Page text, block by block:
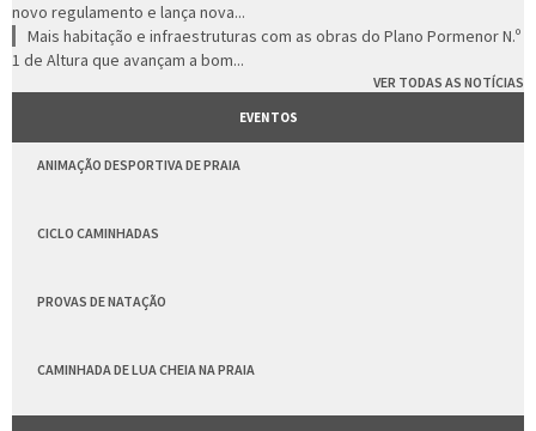
novo regulamento e lança nova...
Mais habitação e infraestruturas com as obras do Plano Pormenor N.º
1 de Altura que avançam a bom...
VER TODAS AS NOTÍCIAS
EVENTOS
ANIMAÇÃO DESPORTIVA DE PRAIA
CICLO CAMINHADAS
PROVAS DE NATAÇÃO
CAMINHADA DE LUA CHEIA NA PRAIA